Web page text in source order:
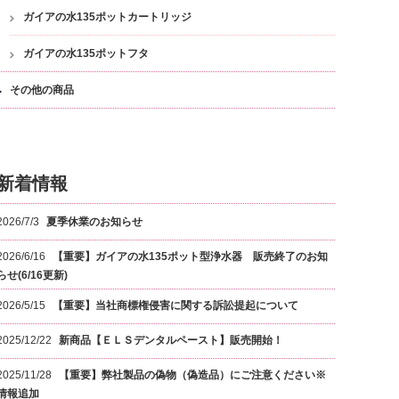
ガイアの水135ポットカートリッジ
ガイアの水135ポットフタ
その他の商品
着情報
7/3 夏季休業のお知らせ
6/16
【重要】ガイアの水135ポット型浄水器 販売終了のお知
せ(6/16更新)
5/15 【重要】当社商標権侵害に関する訴訟提起について
12/22 新商品【ＥＬＳデンタルペースト】販売開始！
11/28
【重要】弊社製品の偽物（偽造品）にご注意ください※
報追加